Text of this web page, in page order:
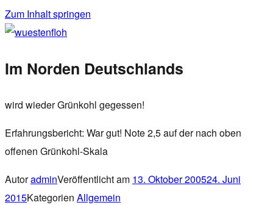
Zum Inhalt springen
wuestenfloh
Im Norden Deutschlands
wird wieder Grünkohl gegessen!
Erfahrungsbericht: War gut! Note 2,5 auf der nach oben
offenen Grünkohl-Skala
AutoradminVeröffentlicht am 13. Oktober 200524. Juni
2015Kategorien Allgemein